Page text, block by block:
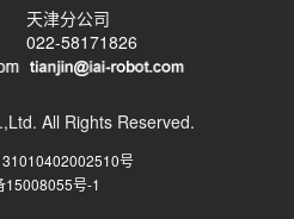
天津分公司
022-58171826
All Rights Reserved.
31010402002510号
15008055号-1